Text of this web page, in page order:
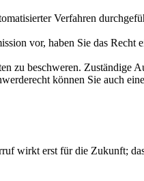
Verfahren
vor, haben Sie das Recht
zu beschweren. Zuständige
können Sie auch
wirkt erst für die Zukunft;